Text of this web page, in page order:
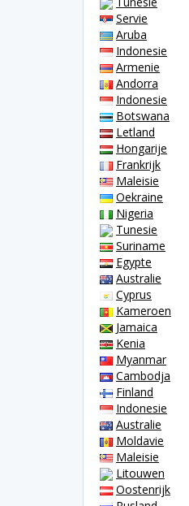
Servie
Aruba
Indonesie
Armenie
Andorra
Indonesie
Botswana
Letland
Hongarije
Frankrijk
Maleisie
Oekraine
Nigeria
Tunesie
Suriname
Egypte
Australie
Cyprus
Kameroen
Jamaica
Kenia
Myanmar
Cambodja
Finland
Indonesie
Australie
Moldavie
Maleisie
Litouwen
Oostenrijk